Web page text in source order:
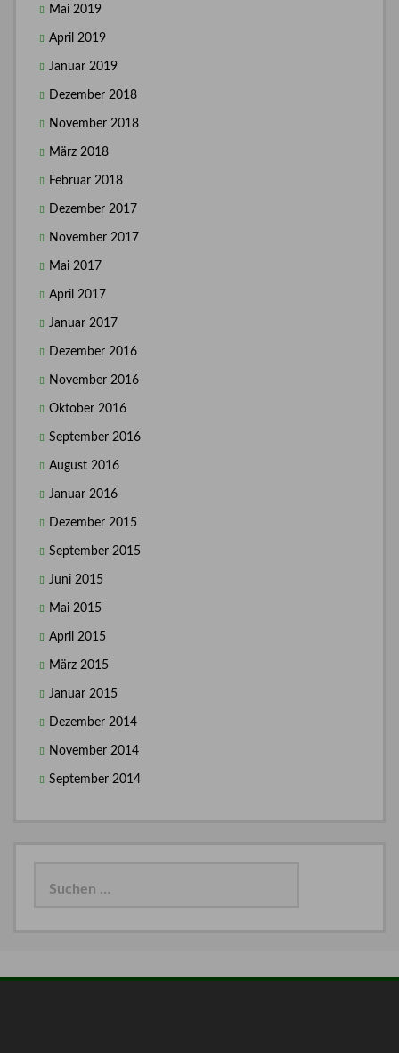
Mai 2019
April 2019
Januar 2019
Dezember 2018
November 2018
März 2018
Februar 2018
Dezember 2017
November 2017
Mai 2017
April 2017
Januar 2017
Dezember 2016
November 2016
Oktober 2016
September 2016
August 2016
Januar 2016
Dezember 2015
September 2015
Juni 2015
Mai 2015
April 2015
März 2015
Januar 2015
Dezember 2014
November 2014
September 2014